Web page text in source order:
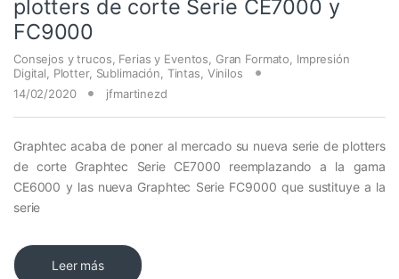
plotters de corte Serie CE7000 y
FC9000
Consejos y trucos, Ferias y Eventos, Gran Formato, Impresión
Digital, Plotter, Sublimación, Tintas, Vinilos
14/02/2020
jfmartinezd
Graphtec acaba de poner al mercado su nueva serie de plotters
de corte Graphtec Serie CE7000 reemplazando a la gama
CE6000 y las nueva Graphtec Serie FC9000 que sustituye a la
serie
Leer más